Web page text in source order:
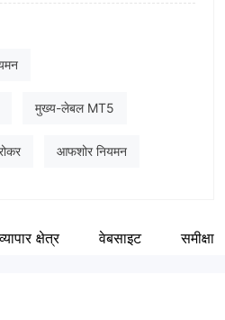
मुख्य-लेबल MT5
आफशोर नियमन
व्यापार क्षेत्र वेबसाइट समीक्षा